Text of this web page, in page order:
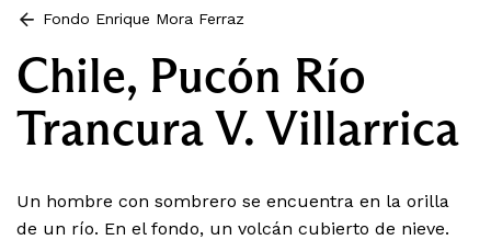
Fondo Enrique Mora Ferraz
Chile, Pucón Río
Trancura V. Villarrica
Un hombre con sombrero se encuentra en la orilla
de un río. En el fondo, un volcán cubierto de nieve.